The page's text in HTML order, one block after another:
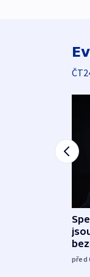
před